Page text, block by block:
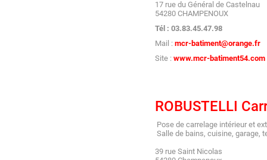
17 rue du Général de Castelnau
54280 CHAMPENOUX
Tél : 03.83.45.47.98
Mail : mcr-batiment@orange.fr
Site : www.mcr-batiment54.com
ROBUSTELLI
Pose de carrelage intérieur et
Salle de bains, cuisine, garage,
39 rue Saint Nicolas